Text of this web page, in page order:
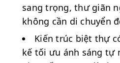
sang trọng, thư giãn
không cần di chuyển
Kiến trúc biệt thự
kế tối ưu ánh sáng tự